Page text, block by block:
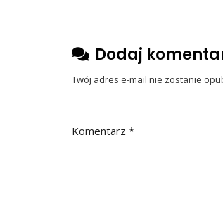
Dodaj
Twój adres e-mail nie zostanie
Komentarz *